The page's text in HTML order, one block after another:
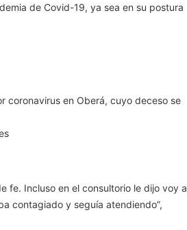
de Covid-19, ya sea en su postura
coronavirus en Oberá, cuyo deceso se
fe. Incluso en el consultorio le dijo voy a
contagiado y seguía atendiendo”,